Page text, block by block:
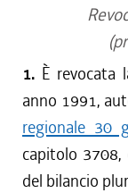
1. È revocata
anno 1991,
regionale 30
capitolo 3708,
del bilancio